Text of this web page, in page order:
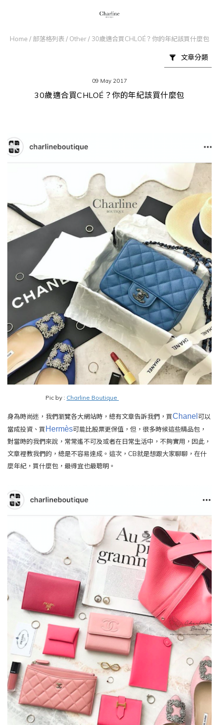
Home / 部落格列表 / Other/ 30歲適合買CHLOÉ？你的年紀該買什麼包
文章分類
09 May 2017
30歲適合買CHLOÉ？你的年紀該買什麼包
Pic by : Charline Boutique
身為時尚迷，我們瀏覽各大網站時，總有文章告訴我們，買Chanel 可以
當成投資、買 Hermès可能比股票更保值，但，很多時候這些精品包，
對當時的我們來說，常常遙不可及或者在日常生活中，不夠實用，因此，
文章裡教我們的，總是不容易達成。這次， CB就是想跟大家聊聊，在什
麼年紀，買什麼包，最得宜也最聰明。